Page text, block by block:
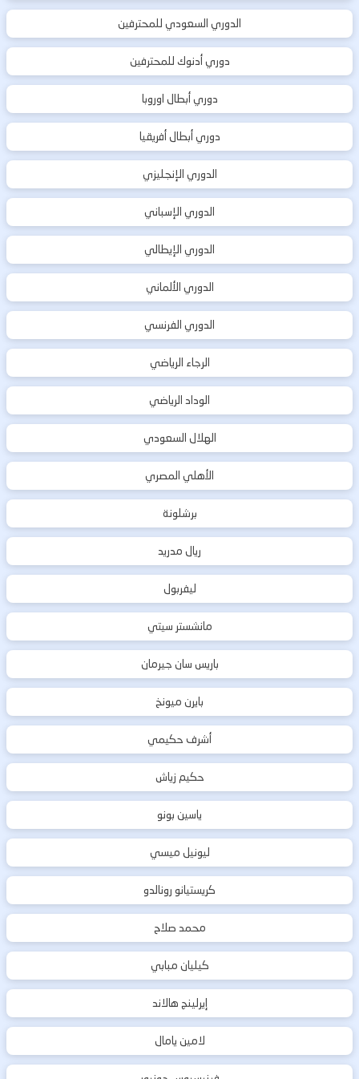
الدوري السعودي للمحترفين
دوري أدنوك للمحترفين
دوري أبطال اوروبا
دوري أبطال أفريقيا
الدوري الإنجليزي
الدوري الإسباني
الدوري الإيطالي
الدوري الألماني
الدوري الفرنسي
الرجاء الرياضي
الوداد الرياضي
الهلال السعودي
الأهلي المصري
برشلونة
ريال مدريد
ليفربول
مانشستر سيتي
باريس سان جيرمان
بايرن ميونخ
أشرف حكيمي
حكيم زياش
ياسين بونو
ليونيل ميسي
كريستيانو رونالدو
محمد صلاح
كيليان مبابي
إيرلينج هالاند
لامين يامال